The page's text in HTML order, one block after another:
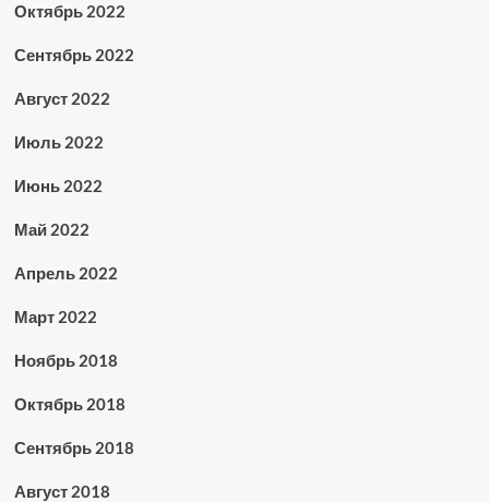
Октябрь 2022
Сентябрь 2022
Август 2022
Июль 2022
Июнь 2022
Май 2022
Апрель 2022
Март 2022
Ноябрь 2018
Октябрь 2018
Сентябрь 2018
Август 2018